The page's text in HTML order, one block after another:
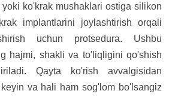
ko'krak mushaklari ostiga silikon
implantlarini joylashtirish orqali
uchun protsedura. Ushbu
hajmi, shakli va to'liqligini qo'shish
Qayta ko'rish avvalgisidan
va hali ham sog'lom bo'lsangiz